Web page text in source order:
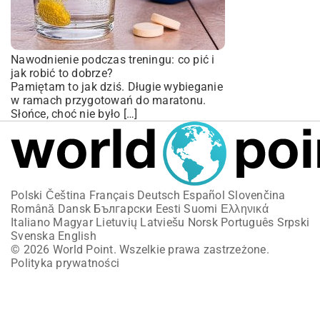
Nawodnienie podczas treningu: co pić i
jak robić to dobrze?
Pamiętam to jak dziś. Długie wybieganie
w ramach przygotowań do maratonu.
Słońce, choć nie było […]
Polski Čeština Français Deutsch Español Slovenčina
Română Dansk Български Eesti Suomi Ελληνικά
Italiano Magyar Lietuvių Latviešu Norsk Português Srpski
Svenska English
© 2026 World Point. Wszelkie prawa zastrzeżone.
Polityka prywatności